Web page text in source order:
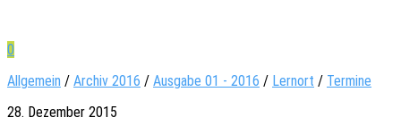
0
Allgemein / Archiv 2016 / Ausgabe 01 - 2016 / Lernort / Termine
28. Dezember 2015